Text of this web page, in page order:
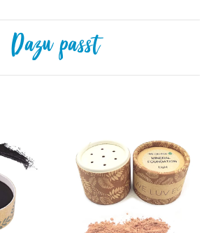
Dazu passt